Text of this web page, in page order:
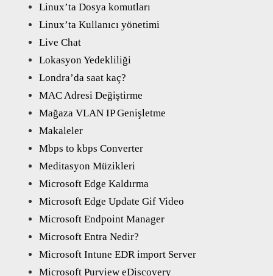
Linux’ta Dosya komutları
Linux’ta Kullanıcı yönetimi
Live Chat
Lokasyon Yedekliliği
Londra’da saat kaç?
MAC Adresi Değiştirme
Mağaza VLAN IP Genişletme
Makaleler
Mbps to kbps Converter
Meditasyon Müzikleri
Microsoft Edge Kaldırma
Microsoft Edge Update Gif Video
Microsoft Endpoint Manager
Microsoft Entra Nedir?
Microsoft Intune EDR import Server
Microsoft Purview eDiscovery